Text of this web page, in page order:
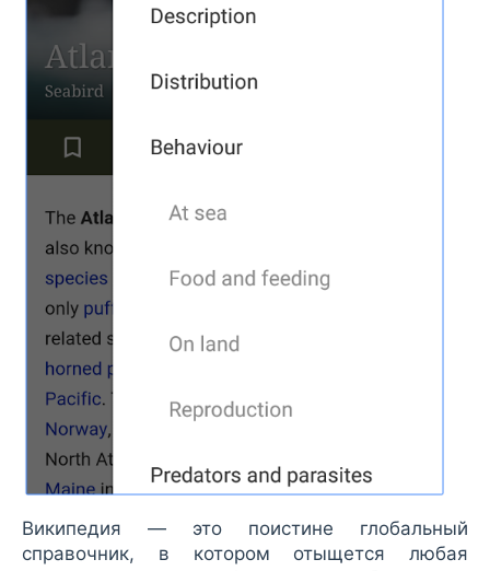
Википедия — это поистине глобальный
справочник, в котором отыщется любая